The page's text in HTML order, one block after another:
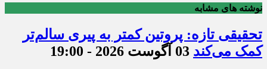
نوشته های مشابه
تحقیقی تازه: پروتین کمتر به پیری سالم‌تر
کمک می‌کند 03 آگوست 2026 - 19:00